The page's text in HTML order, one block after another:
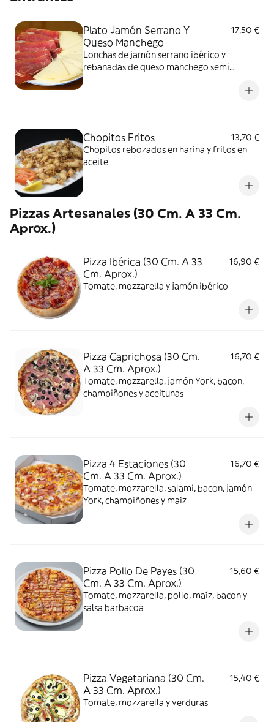
Plato Jamón Serrano Y
Queso Manchego
17,50 €
Lonchas de jamón serrano ibérico y
rebanadas de queso manchego semi
Chopitos Fritos
13,70 €
Chopitos rebozados en harina y fritos en
aceite
Pizzas Artesanales (30 Cm. A 33 Cm.
Aprox.)
Pizza Ibérica (30 Cm. A 33
Cm. Aprox.)
16,90 €
Tomate, mozzarella y jamón ibérico
Pizza Caprichosa (30 Cm.
A 33 Cm. Aprox.)
16,70 €
Tomate, mozzarella, jamón York, bacon,
champiñones y aceitunas
Pizza 4 Estaciones (30
Cm. A 33 Cm. Aprox.)
16,70 €
Tomate, mozzarella, salami, bacon, jamón
York, champiñones y maíz
Pizza Pollo De Payes (30
Cm. A 33 Cm. Aprox.)
15,60 €
Tomate, mozzarella, pollo, maíz, bacon y
salsa barbacoa
Pizza Vegetariana (30 Cm.
A 33 Cm. Aprox.)
15,40 €
Tomate, mozzarella y verduras